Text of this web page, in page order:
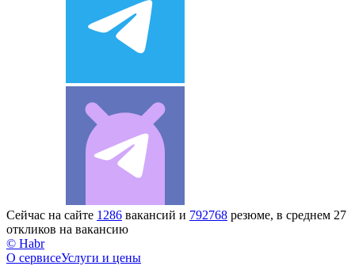
Сейчас на сайте 1286 вакансий и 792768 резюме, в среднем 27
откликов на вакансию
© Habr
О сервисеУслуги и цены